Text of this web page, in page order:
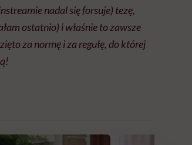
nadal się forsuje) tezę,
ostatnio) i właśnie to zawsze
za normę i za regułę, do której